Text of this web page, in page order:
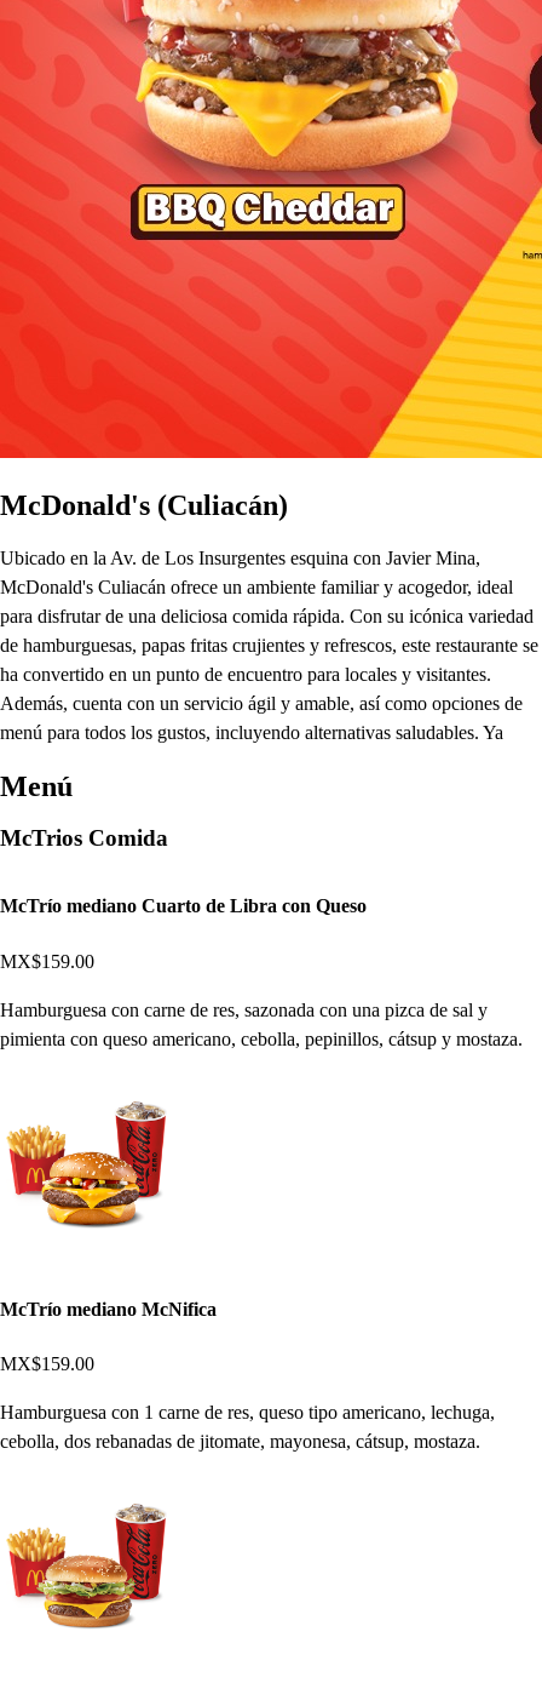
McDonald's (Culiacán)
Ubicado en la Av. de Los Insurgentes esquina con Javier Mina,
McDonald's Culiacán ofrece un ambiente familiar y acogedor, ideal
para disfrutar de una deliciosa comida rápida. Con su icónica variedad
de hamburguesas, papas fritas crujientes y refrescos, este restaurante se
ha convertido en un punto de encuentro para locales y visitantes.
Además, cuenta con un servicio ágil y amable, así como opciones de
menú para todos los gustos, incluyendo alternativas saludables. Ya
Menú
McTrios Comida
McTrío mediano Cuarto de Libra con Queso
MX$159.00
Hamburguesa con carne de res, sazonada con una pizca de sal y
pimienta con queso americano, cebolla, pepinillos, cátsup y mostaza.
McTrío mediano McNifica
MX$159.00
Hamburguesa con 1 carne de res, queso tipo americano, lechuga,
cebolla, dos rebanadas de jitomate, mayonesa, cátsup, mostaza.